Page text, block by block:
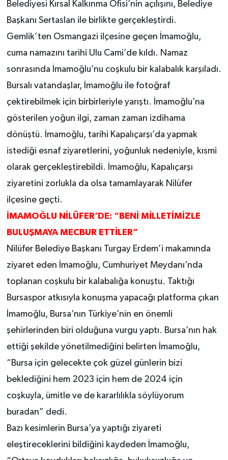
Belediyesi Kırsal Kalkınma Ofisi’nin açılışını, Belediye
Başkanı Sertaslan ile birlikte gerçekleştirdi.
Gemlik’ten Osmangazi ilçesine geçen İmamoğlu,
cuma namazını tarihi Ulu Cami’de kıldı. Namaz
sonrasında İmamoğlu’nu coşkulu bir kalabalık karşıladı.
Bursalı vatandaşlar, İmamoğlu ile fotoğraf
çektirebilmek için birbirleriyle yarıştı. İmamoğlu’na
gösterilen yoğun ilgi, zaman zaman izdihama
dönüştü. İmamoğlu, tarihi Kapalıçarşı’da yapmak
istediği esnaf ziyaretlerini, yoğunluk nedeniyle, kısmi
olarak gerçekleştirebildi. İmamoğlu, Kapalıçarşı
ziyaretini zorlukla da olsa tamamlayarak Nilüfer
ilçesine geçti.
İMAMOĞLU NİLÜFER’DE: “BENİ MİLLETİMİZLE
BULUŞMAYA MECBUR ETTİLER”
Nilüfer Belediye Başkanı Turgay Erdem’i makamında
ziyaret eden İmamoğlu, Cumhuriyet Meydanı’nda
toplanan coşkulu bir kalabalığa konuştu. Taktığı
Bursaspor atkısıyla konuşma yapacağı platforma çıkan
İmamoğlu, Bursa’nın Türkiye’nin en önemli
şehirlerinden biri olduğuna vurgu yaptı. Bursa’nın hak
ettiği şekilde yönetilmediğini belirten İmamoğlu,
“Bursa için gelecekte çok güzel günlerin bizi
beklediğini hem 2023 için hem de 2024 için
coşkuyla, ümitle ve de kararlılıkla söylüyorum
buradan” dedi.
Bazı kesimlerin Bursa’ya yaptığı ziyareti
eleştireceklerini bildiğini kaydeden İmamoğlu,